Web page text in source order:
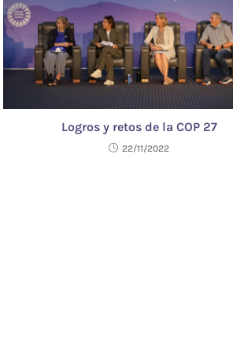
Logros y retos de la COP 27
22/11/2022